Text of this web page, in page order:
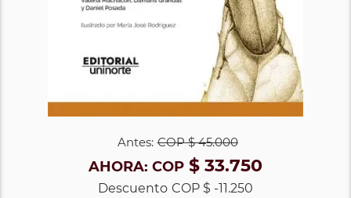
Antes: COP$ 45.000
AHORA: COP $ 33.750
Descuento COP $ -11.250